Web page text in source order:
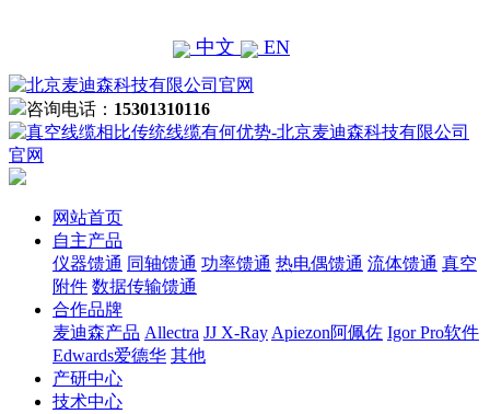
中文 EN
咨询电话： 15301310116
网站首页
自主产品
仪器馈通 同轴馈通 功率馈通 热电偶馈通 流体馈通 真空
附件 数据传输馈通
合作品牌
麦迪森产品 Allectra JJ X-Ray Apiezon阿佩佐 Igor Pro软件
Edwards爱德华 其他
产研中心
技术中心